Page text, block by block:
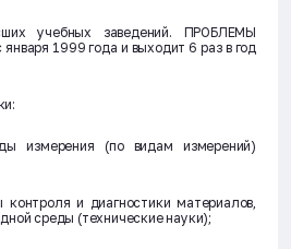
учебных заведений. ПРОБЛЕМЫ
1999 года и выходит 6 раз в год
измерения (по видам измерений)
и диагностики материалов,
среды (технические науки);